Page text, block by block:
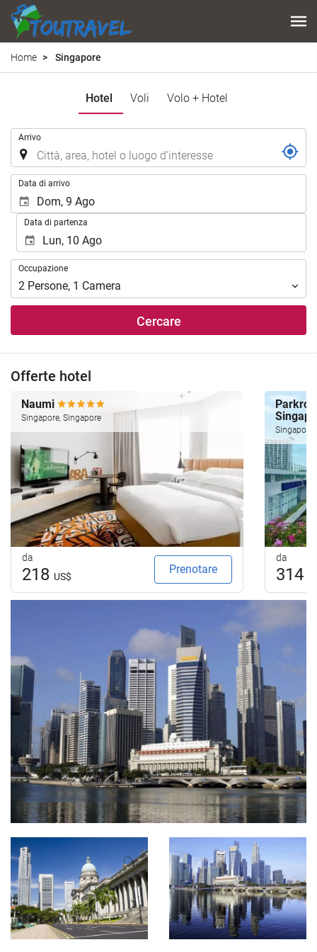
Home Singapore
Hotel Voli Volo + Hotel
Arrivo
Data di arrivo
Data di partenza
Occupazione
Occupazione
2 Persone, 1 Camera
Cercare
Offerte hotel
Naumi
Singapore, Singapore
da
218 US$
Prenotare
da
314